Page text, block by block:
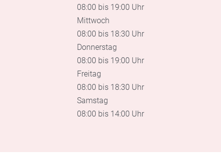
08:00 bis 19:00 Uhr
Mittwoch
08:00 bis 18:30 Uhr
Donnerstag
08:00 bis 19:00 Uhr
Freitag
08:00 bis 18:30 Uhr
Samstag
08:00 bis 14:00 Uhr